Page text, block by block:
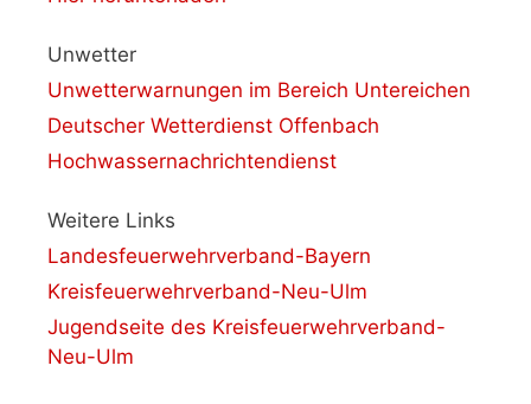
Unwetter
Unwetterwarnungen im Bereich Untereichen
Deutscher Wetterdienst Offenbach
Hochwassernachrichtendienst
Weitere Links
Landesfeuerwehrverband-Bayern
Kreisfeuerwehrverband-Neu-Ulm
Jugendseite des Kreisfeuerwehrverband-
Neu-Ulm